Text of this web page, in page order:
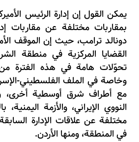
يمكن القول إن إدارة الرئيس
بمقاربات مختلفة عن مقاربات
دونالد ترامب، حيث إن الموقف
القضايا المركزية في منطقة
تحوّلات هامة في هذه الفترة من
وخاصة في الملف الفلسطيني-
مع أطراف شرق أوسطية أخرى،
النووي الإيراني، والأزمة
مختلفة عن علاقات الإدارة
في المنطقة، ومنها الأردن.